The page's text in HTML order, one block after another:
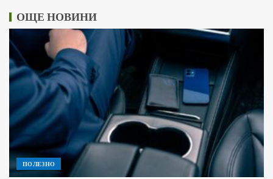
ОЩЕ НОВИНИ
ПОЛЕЗНО